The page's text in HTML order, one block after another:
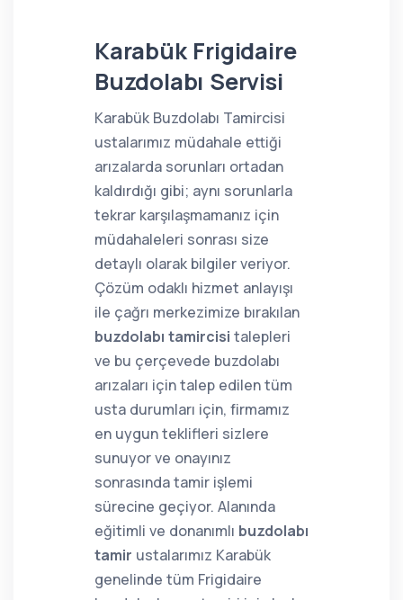
Karabük Frigidaire
Buzdolabı Servisi
Karabük Buzdolabı Tamircisi
ustalarımız müdahale ettiği
arızalarda sorunları ortadan
kaldırdığı gibi; aynı sorunlarla
tekrar karşılaşmamanız için
müdahaleleri sonrası size
detaylı olarak bilgiler veriyor.
Çözüm odaklı hizmet anlayışı
ile çağrı merkezimize bırakılan
buzdolabı tamircisi talepleri
ve bu çerçevede buzdolabı
arızaları için talep edilen tüm
usta durumları için, firmamız
en uygun teklifleri sizlere
sunuyor ve onayınız
sonrasında tamir işlemi
sürecine geçiyor. Alanında
eğitimli ve donanımlı buzdolabı
tamir ustalarımız Karabük
genelinde tüm Frigidaire